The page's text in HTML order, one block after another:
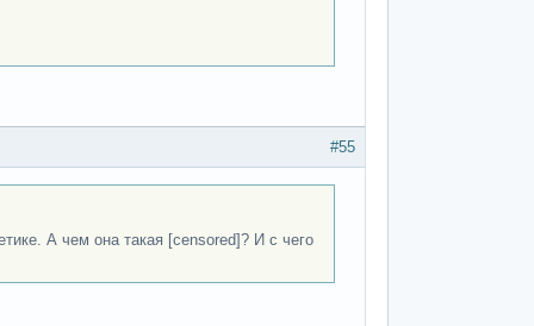
#55
А чем она такая [censored]? И с чего